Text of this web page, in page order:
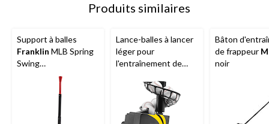
Produits similaires
Support à balles
Franklin MLB Spring
Swing
antibasculement
Lance-balles à lancer
léger pour
l'entraînement de
Bâton
de frappeur
noir